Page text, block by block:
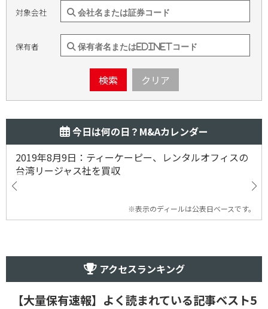
対象会社
保有者
検索 クリア
今日は何の日？M&Aカレンダー
2019年8月9日：ティーケーピー、レンタルオフィスの
台湾リージャス社を買収
※表示のディールは公表日ベースです。
アクセスランキング
【大量保有速報】よく読まれている記事ベスト5